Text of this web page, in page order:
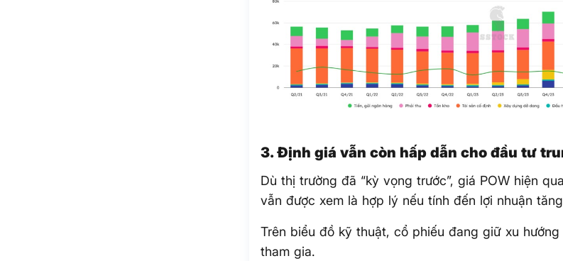
3. Định giá vẫn còn hấp dẫn cho đầu tư
Dù thị trường đã “kỳ vọng trước”, giá POW hiện
vẫn được xem là hợp lý nếu tính đến lợi nhuận
Trên biểu đồ kỹ thuật, cổ phiếu đang giữ xu
tham gia.